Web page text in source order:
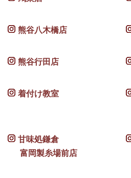
熊谷八木橋店
熊谷行田店
着付け教室
甘味処鎌倉
富岡製糸場前店